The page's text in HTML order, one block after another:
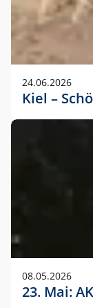
24.06.2026
Kiel –
08.05.2026
23. Mai: